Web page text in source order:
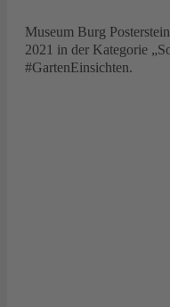
Museum Burg
2021 in der Kategorie
#GartenEinsichten.